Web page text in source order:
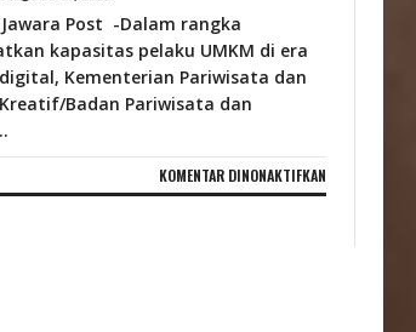
Jawara Post -Dalam rangka
kapasitas pelaku UMKM di era
Kementerian Pariwisata dan
Badan Pariwisata dan
KOMENTAR DINONAKTIFKANPADA
UMKM